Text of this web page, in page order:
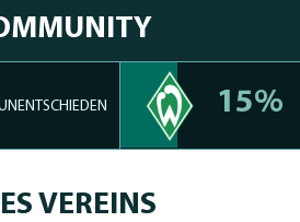
15%
VEREINS